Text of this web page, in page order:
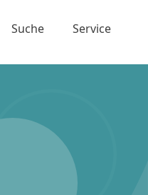
Suche Service